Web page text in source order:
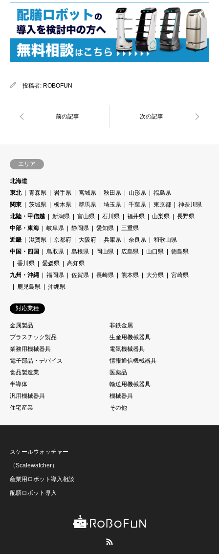
投稿者: ROBOFUN
エリア
北海道
東北
青森県 岩手県 宮城県 秋田県 山形県
福島県
関東
茨城県 栃木県 群馬県 埼玉県 千葉県 東京都
神奈川県
北陸・甲信越
新潟県 富山県 石川県 福井県 山梨県
長野県
中部・東海
岐阜県 静岡県 愛知県
三重県
近畿
滋賀県 京都府 大阪府 兵庫県 奈良県
和歌山県
中国・四国
鳥取県 島根県 岡山県 広島県 山口県
徳島県
香川県
愛媛県
高知県
九州・沖縄
福岡県 佐賀県 長崎県 熊本県 大分県
宮崎県
鹿児島県
沖縄県
対応業種
金属製品
非鉄金属
プラスチック製品
生産用機械器具
業務用機械器具
電気機械器具
電子部品・デバイス
情報通信機械器具
食品製造業
医薬品
半導体
輸送用機械器具
汎用機械器具
機械器具
住宅産業
その他
スケールウォッチャー
（Scalewatcher）
産業用ロボット導入相談
配膳ロボット導入